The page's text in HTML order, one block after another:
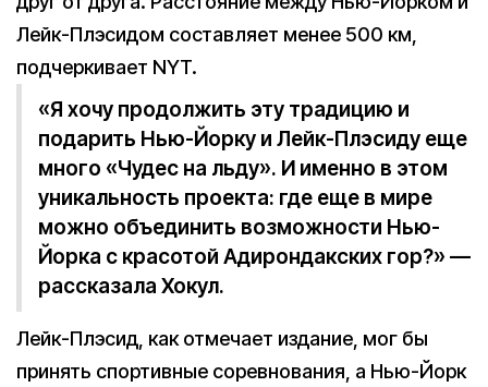
Лейк-Плэсидом составляет менее 500 км,
подчеркивает NYT.
«Я хочу продолжить эту традицию и
подарить Нью-Йорку и Лейк-Плэсиду еще
много «Чудес на льду». И именно в этом
уникальность проекта: где еще в мире
можно объединить возможности Нью-
Йорка с красотой Адирондакских гор?» —
рассказала Хокул.
Лейк-Плэсид, как отмечает издание, мог бы
принять спортивные соревнования, а Нью-Йорк